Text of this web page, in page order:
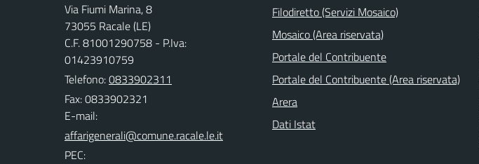
Via Fiumi Marina, 8
73055 Racale (LE)
C.F. 81001290758 - P.Iva:
01423910759
Telefono:0833902311
Fax: 0833902321
E-mail:
PEC:
Filodiretto (Servizi Mosaico)
Mosaico (Area riservata)
Portale del Contribuente
Portale del Contribuente (Area riservata)
Arera
Dati Istat